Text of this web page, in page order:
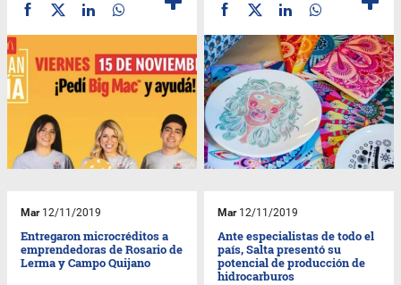
Mar12/11/2019
Entregaron microcréditos a
emprendedoras de Rosario de
Lerma y Campo Quijano
Mar12/11/2019
Ante especialistas de todo el
país, Salta presentó su
potencial de producción de
hidrocarburos